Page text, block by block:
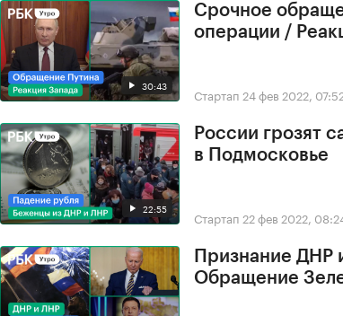
30:43
Срочное
операции /
Стартап 24 фев 2022,
22:55
России грозят
в Подмосковье
Стартап 22 фев 2022,
Признание
Обращение